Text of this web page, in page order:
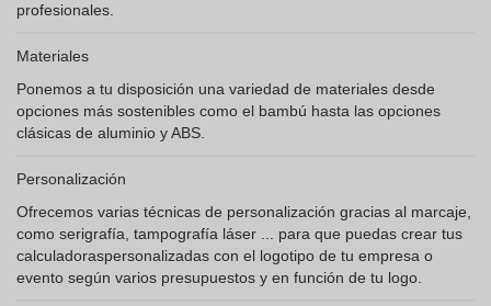
profesionales.
Materiales
Ponemos a tu disposición una variedad de materiales desde
opciones más sostenibles como el bambú hasta las opciones
clásicas de aluminio y ABS.
Personalización
Ofrecemos varias técnicas de personalización gracias al marcaje,
como serigrafía, tampografía láser ... para que puedas crear tus
calculadoraspersonalizadas con el logotipo de tu empresa o
evento según varios presupuestos y en función de tu logo.